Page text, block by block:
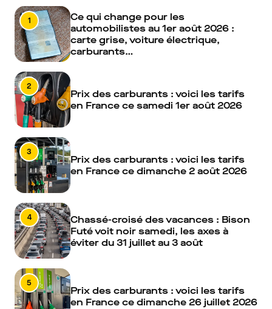
1
Ce qui change pour les
automobilistes au 1er août 2026 :
carte grise, voiture électrique,
carburants…
2
Prix des carburants : voici les tarifs
en France ce samedi 1er août 2026
3
Prix des carburants : voici les tarifs
en France ce dimanche 2 août 2026
4
Chassé-croisé des vacances : Bison
Futé voit noir samedi, les axes à
éviter du 31 juillet au 3 août
5
Prix des carburants : voici les tarifs
en France ce dimanche 26 juillet 2026